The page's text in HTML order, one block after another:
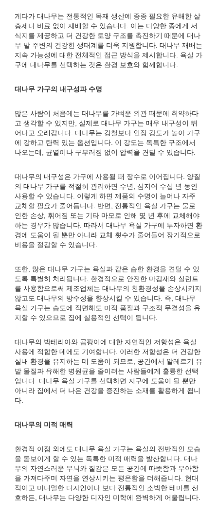
게다가 대나무는 전통적인 목재 생산에 종종 필요한 유해한 살
충제나 비료 없이 재배할 수 있습니다. 이는 다양한 종에게 서
식지를 제공하고 더 건강한 토양 구조를 촉진하기 때문에 대나
무 밭 주변의 건강한 생태계를 더욱 지원합니다. 대나무 재배는
지속 가능성에 대한 전체적인 접근 방식을 제시합니다. 욕실 가
구에 대나무를 선택하는 것은 환경 보호와 함께합니다.
대나무 가구의 내구성과 수명
많은 사람이 처음에는 대나무를 가벼운 외관 때문에 취약하다
고 생각할 수 있지만, 실제로 대나무 가구는 매우 내구성이 뛰
어나고 오래갑니다. 대나무는 강철보다 인장 강도가 높아 가구
에 강하고 탄력 있는 옵션입니다. 이 강도는 독특한 구조에서
나오는데, 균열이나 구부러짐 없이 압력을 견딜 수 있습니다.
대나무의 내구성은 가구에 사용될 때 장수로 이어집니다. 양질
의 대나무 가구를 적절히 관리하면 수년, 심지어 수십 년 동안
사용할 수 있습니다. 이렇게 하면 제품의 수명이 늘어나 자주
교체할 필요가 줄어듭니다. 반면, 전통적인 욕실 가구는 물로
인한 손상, 휘어짐 또는 기타 마모로 인해 몇 년 후에 교체해야
하는 경우가 많습니다. 따라서 대나무 욕실 가구에 투자하면 환
경에 도움이 될 뿐만 아니라 교체 횟수가 줄어들어 장기적으로
비용을 절감할 수 있습니다.
또한, 많은 대나무 가구는 욕실과 같은 습한 환경을 견딜 수 있
도록 특별히 처리됩니다. 환경적으로 안전한 마감재와 실런트
를 사용함으로써 제조업체는 대나무의 친환경성을 손상시키지
않고도 대나무의 방수성을 향상시킬 수 있습니다. 즉, 대나무
욕실 가구는 습도에 직면해도 미적 품질과 구조적 무결성을 유
지할 수 있으므로 집에 실용적인 선택이 됩니다.
대나무의 박테리아와 곰팡이에 대한 자연적인 저항성은 욕실
사용에 적합한 데에도 기여합니다. 이러한 저항성은 더 건강한
실내 환경을 유지하는 데 도움이 되므로, 공간에서 알레르기 유
발 물질과 유해한 병원균을 줄이려는 사람들에게 훌륭한 선택
입니다. 대나무 욕실 가구를 선택하면 지구에 도움이 될 뿐만
아니라 집에서 더 나은 건강을 증진하는 소재를 활용하게 됩니
다.
대나무의 미적 매력
환경적 이점 외에도 대나무 욕실 가구는 욕실의 전반적인 모습
을 돋보이게 할 수 있는 독특한 미적 매력을 발산합니다. 대나
무의 자연스러운 무늬와 질감은 모든 공간에 따뜻함과 우아함
을 가져다주며 자연을 연상시키는 평온함을 더해줍니다. 현대
적이고 미니멀한 디자인이나 보다 전통적인 소박한 테마를 선
호하든, 대나무는 다양한 디자인 미학에 완벽하게 어울립니다.